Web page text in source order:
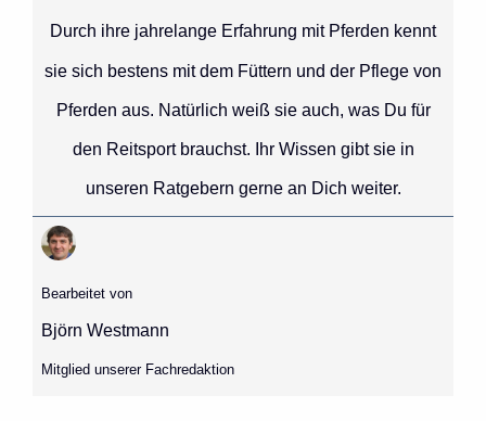
Durch ihre jahrelange Erfahrung mit Pferden kennt
sie sich bestens mit dem Füttern und der Pflege von
Pferden aus. Natürlich weiß sie auch, was Du für
den Reitsport brauchst. Ihr Wissen gibt sie in
unseren Ratgebern gerne an Dich weiter.
Bearbeitet von
Björn Westmann
Mitglied unserer Fachredaktion